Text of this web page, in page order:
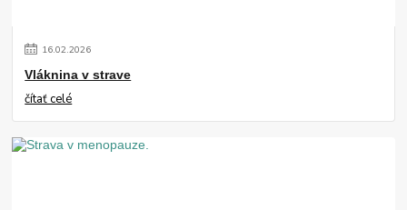
16.02.2026
Vláknina v strave
čítať celé